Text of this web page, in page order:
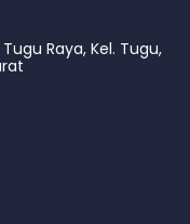
Raya, Kel. Tugu,